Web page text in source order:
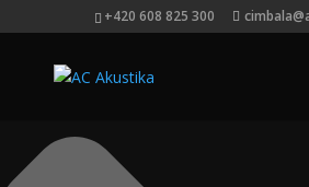
Spravovat Souhlas s cookies
+420 608 825 300